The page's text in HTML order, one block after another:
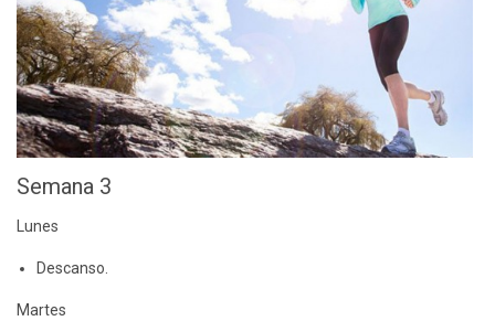
Semana 3
Lunes
Descanso.
Martes